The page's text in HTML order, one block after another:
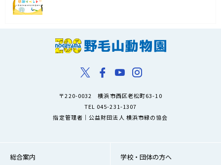
〒220-0032 横浜市西区老松町63-10
TEL 045-231-1307
指定管理者｜公益財団法人 横浜市緑の協会
総合案内
学校・団体の方へ